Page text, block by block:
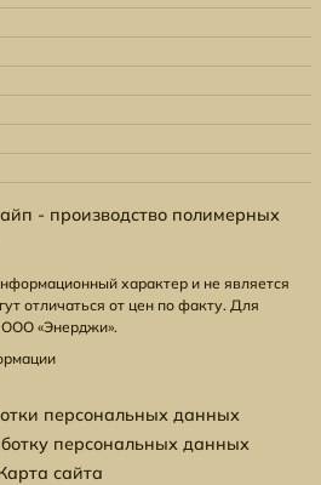
- производство полимерных
характер и не является
отличаться от цен по факту. Для
ООО «Энерджи».
персональных данных
персональных данных
сайта